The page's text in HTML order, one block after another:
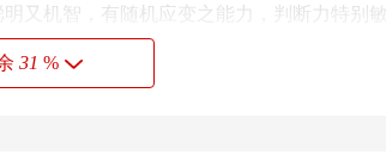
又机智，有随机应变之能力，判断力特别敏
。
31 %